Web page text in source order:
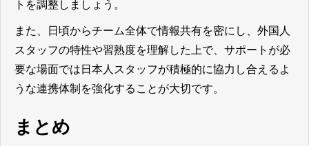
トを調整しましょう。
また、日頃からチーム全体で情報共有を密にし、外国人
スタッフの特性や習熟度を理解した上で、サポートが必
要な場面では日本人スタッフが積極的に協力し合えるよ
うな連携体制を強化することが大切です。
まとめ